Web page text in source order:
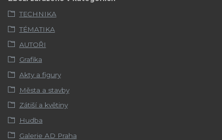
TECHNIKA
TÉMATIKA
AUTOŘI
Grafika
Akty a figury
Města a stavby
Zátiší a květiny
Hudba
Galerie AD Praha